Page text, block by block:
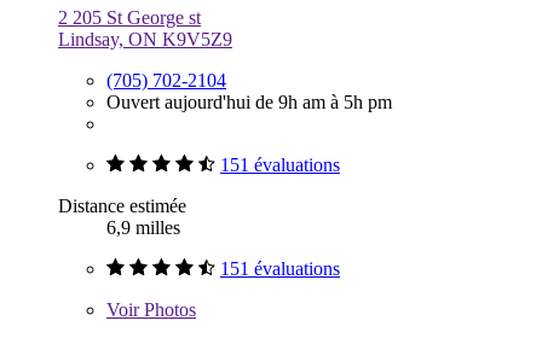
2 205 St George st
Lindsay, ON K9V5Z9
(705) 702-2104
Ouvert aujourd'hui de 9h am à 5h pm
151 évaluations
Distance estimée
6,9 milles
151 évaluations
VoirPhotos